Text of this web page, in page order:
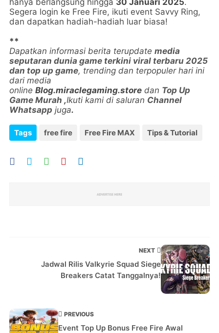
hanya berlangsung hingga 30 Januari 2025.
Segera login ke Free Fire, ikuti event Savvy Ring,
dan dapatkan hadiah-hadiah luar biasa!
**
Dapatkan informasi berita terupdatemedia
seputaran dunia game terkini viral terbaru 2025
dan top up game, trending dan terpopuler hari ini
dari media
onlineBlog.miraclegaming.store dan Top Up
Game Murah ,Ikuti kami di saluran Channel
Whatsapp juga.
Tags free fire Free Fire MAX Tips & Tutorial
NEXT
Jadwal Rilis Valkyrie Squad Siege
Breakers Catat Tanggalnya!
PREVIOUS
Event Top Up Bonus Free Fire Awal